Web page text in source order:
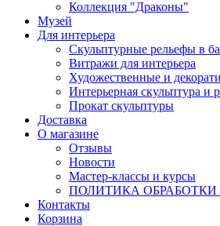
Коллекция "Драконы"
Музей
Для интерьера
Скульптурные рельефы в
Витражи для интерьера
Художественные и
Интерьерная скульптура и
Прокат скульптуры
Доставка
О магазине
Отзывы
Новости
Мастер-классы и курсы
ПОЛИТИКА ОБРАБОТКИ
Контакты
Корзина